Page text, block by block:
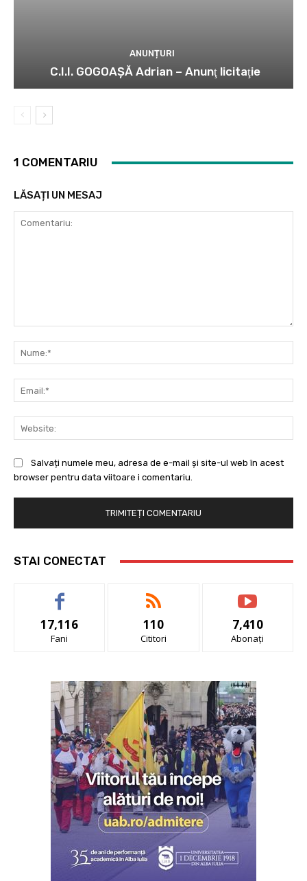
ANUNȚURI
C.I.I. GOGOAŞĂ Adrian – Anunţ licitaţie
1 COMENTARIU
LĂSAȚI UN MESAJ
Salvați numele meu, adresa de e-mail și site-ul web în acest
browser pentru data viitoare i comentariu.
STAI CONECTAT
17,116
Fani
110
Cititori
7,410
Abonați